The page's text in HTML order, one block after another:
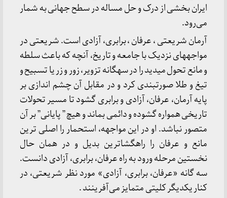
ایران بخشی از درک و حل مساله در سطح جهانی به شمار
می‌رود.
آرمان شریعتی ، عرفان ، برابری، آزادی است. شریعتی در
مواجهه­ای نزدیک با جامعه و تاریخ، آنچه که باعث سلطه
و مانع تحول می­دید را در سه­گانه تزویر، زور و زر یا تسبیح و
تیغ و طلا صورت­بندی کرد و در مقابل آن چشم اندازی بر
پایه آرمان، عرفان، آزادی و برابری گشود تا مسیر تحولات
تاریخی همواره گشوده و دائمی بماند و هیچ ” پایانی” بر آن
متصور نباشد. او در این مواجهه، استحمار را اصلی ترین
مانع و عرفان را راهگشاترین بدیل و در همان حال
نخستین مرحله ورود به راه عرفان، برابری، آزادی دانست.
سه گانه «عرفان، برابری، آزادی» مورد نظر شریعتی، در
کنار یکدیگر کلیتی متمایز می‌آفرینند .